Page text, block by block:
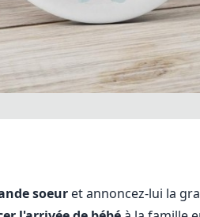
soeur et annoncez-lui la